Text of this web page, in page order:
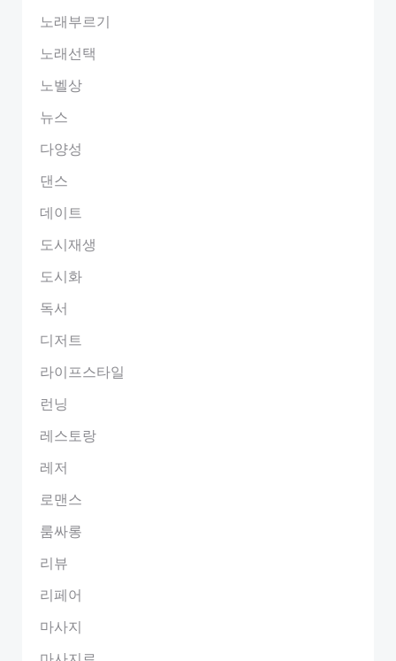
노래부르기
노래선택
노벨상
뉴스
다양성
댄스
데이트
도시재생
도시화
독서
디저트
라이프스타일
런닝
레스토랑
레저
로맨스
룸싸롱
리뷰
리페어
마사지